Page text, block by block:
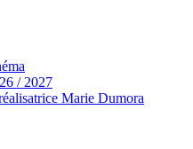
/ 2027
Marie Dumora